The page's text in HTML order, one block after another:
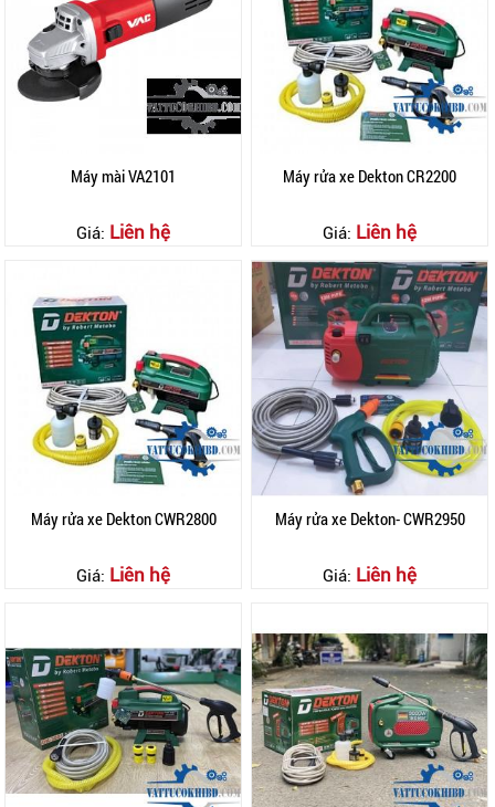
Máy mài VA2101
Giá: Liên hệ
Máy rửa xe Dekton CR2200
Giá: Liên hệ
Máy rửa xe Dekton CWR2800
Giá: Liên hệ
Máy rửa xe Dekton- CWR2950
Giá: Liên hệ